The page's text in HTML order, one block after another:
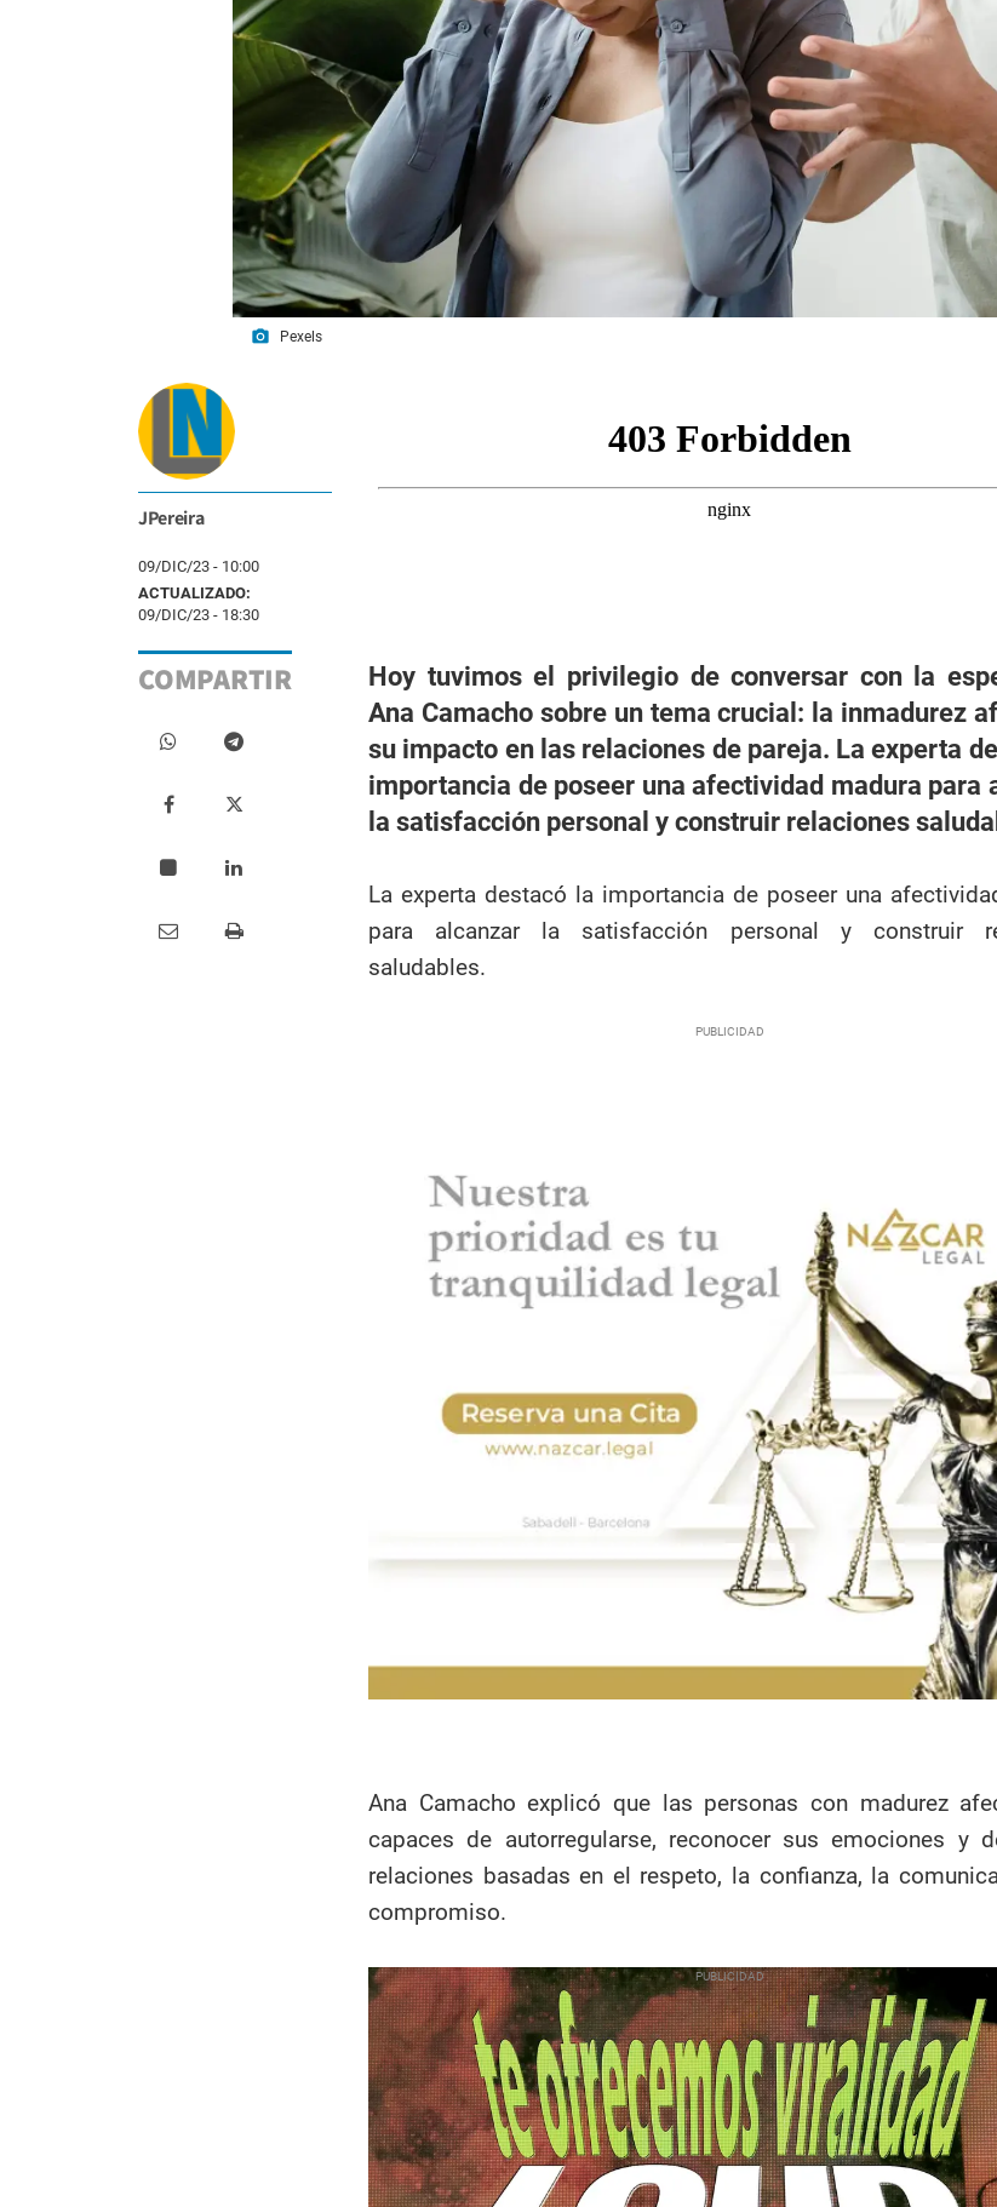
photo_camera Pexels
JPereira
09/DIC/23 - 10:00
ACTUALIZADO:
09/DIC/23 - 18:30
COMPARTIR
Hoy tuvimos el privilegio de conversar con la
Ana Camacho sobre un tema crucial: la inmadurez
su impacto en las relaciones de pareja. La experta
importancia de poseer una afectividad madura para
la satisfacción personal y construir relaciones
La experta destacó la importancia de poseer una
para alcanzar la satisfacción personal y construir
saludables.
Ana Camacho explicó que las personas con madurez
capaces de autorregularse, reconocer sus emociones y
relaciones basadas en el respeto, la confianza, la
compromiso.